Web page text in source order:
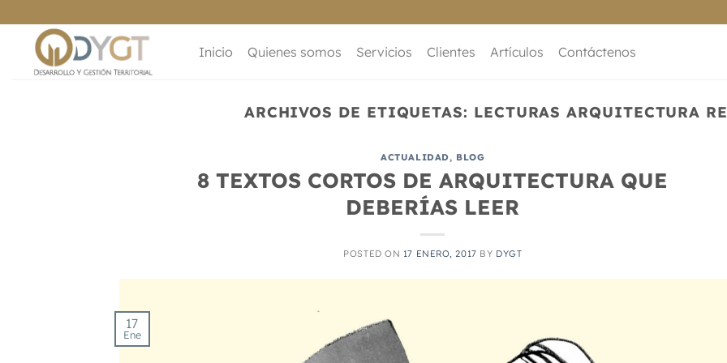
al
contenido
Inicio Quienes somos Servicios Clientes Artículos Contáctenos
ARCHIVOS DE ETIQUETAS: LECTURAS ARQUITECTURA
ACTUALIDAD, BLOG
8 TEXTOS CORTOS DE ARQUITECTURA QUE
DEBERÍAS LEER
POSTED ON 17 ENERO, 2017 BY DYGT
17
Ene